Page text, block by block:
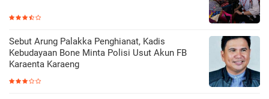
Sebut Arung Palakka Penghianat, Kadis
Kebudayaan Bone Minta Polisi Usut Akun FB
Karaenta Karaeng